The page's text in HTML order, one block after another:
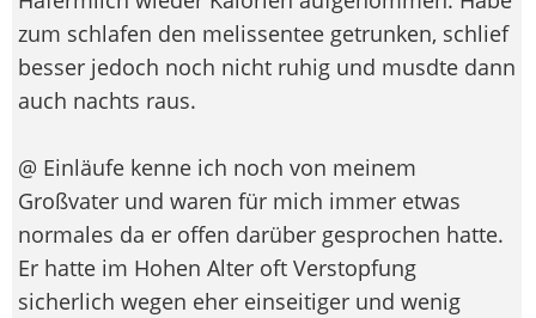
zum schlafen den melissentee getrunken, schlief
besser jedoch noch nicht ruhig und musdte dann
auch nachts raus.
@ Einläufe kenne ich noch von meinem
Großvater und waren für mich immer etwas
normales da er offen darüber gesprochen hatte.
Er hatte im Hohen Alter oft Verstopfung
sicherlich wegen eher einseitiger und wenig